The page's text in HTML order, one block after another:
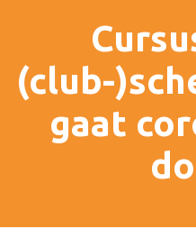
(club-
gaat